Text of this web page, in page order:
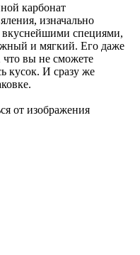
карбонат
изначально
специями,
и мягкий. Его даже
вы не сможете
кусок. И сразу же
от изображения